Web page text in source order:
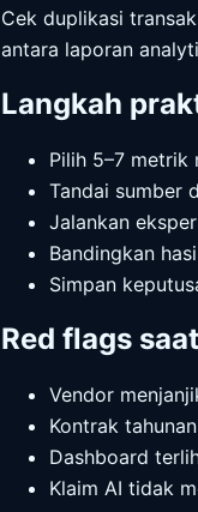
Cek duplikasi
antara laporan
Langkah
Pilih 5–7 metrik
Tandai sumber
Jalankan
Bandingkan
Simpan
Red flags
Vendor
Kontrak
Dashboard
Klaim AI tidak